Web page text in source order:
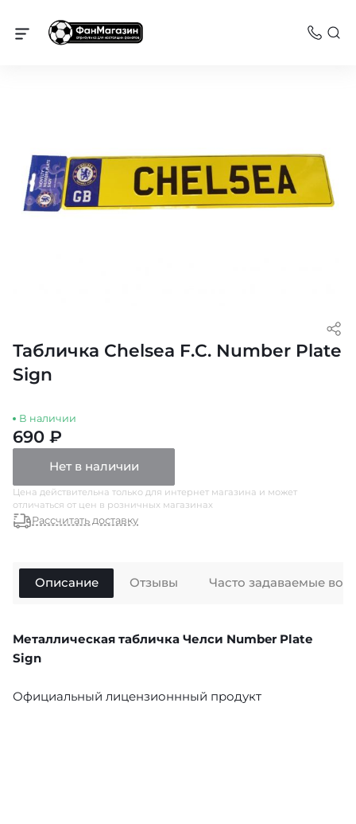
Челси
Табличка Chelsea F.C. Number Plate
Sign
В наличии
690 ₽
Нет в наличии
Цена действительна только для интернет магазина и может
отличаться от цен в розничных магазинах
Рассчитать доставку
Описание
Металлическая табличка Челси Number Plate
Sign
Официальный лицензионнный продукт
Отзывы Часто задаваемые